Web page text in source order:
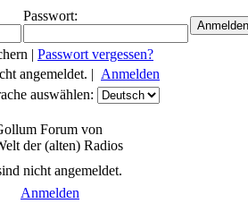
Passwort:
| Passwort vergessen?
angemeldet. | Anmelden
auswählen:
Forum von
der (alten) Radios
nicht angemeldet.
Anmelden